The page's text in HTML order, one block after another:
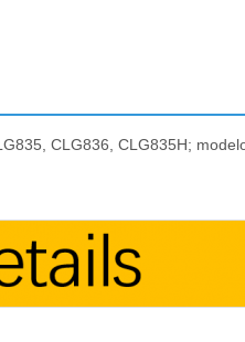
CLG836, CLG835H;